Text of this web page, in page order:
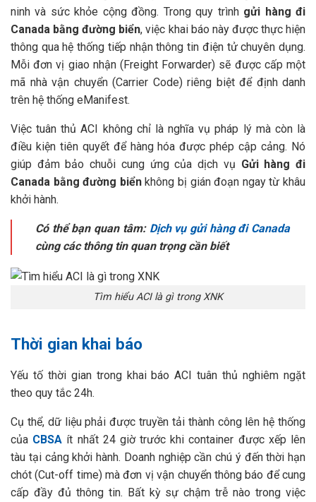
ninh và sức khỏe cộng đồng. Trong quy trìnhgửi hàng đi
Canada bằng đường biển, việc khai báo này được thực hiện
thông qua hệ thống tiếp nhận thông tin điện tử chuyên dụng.
Mỗi đơn vị giao nhận (Freight Forwarder) sẽ được cấp một
mã nhà vận chuyển (Carrier Code) riêng biệt để định danh
trên hệ thống eManifest.
Việc tuân thủ ACI không chỉ là nghĩa vụ pháp lý mà còn là
điều kiện tiên quyết để hàng hóa được phép cập cảng. Nó
giúp đảm bảo chuỗi cung ứng của dịch vụ Gửi hàng đi
Canada bằng đường biểnkhông bị gián đoạn ngay từ khâu
khởi hành.
Có thể bạn quan tâm: Dịch vụ gửi hàng đi Canada
cùng các thông tin quan trọng cần biết
Tìm hiểu ACI là gì trong XNK
Thời gian khai báo
Yếu tố thời gian trong khai báo ACI tuân thủ nghiêm ngặt
theo quy tắc 24h.
Cụ thể, dữ liệu phải được truyền tải thành công lên hệ thống
của CBSA ít nhất 24 giờ trước khi container được xếp lên
tàu tại cảng khởi hành. Doanh nghiệp cần chú ý đến thời hạn
chót (Cut-off time) mà đơn vị vận chuyển thông báo để cung
cấp đầy đủ thông tin. Bất kỳ sự chậm trễ nào trong việc